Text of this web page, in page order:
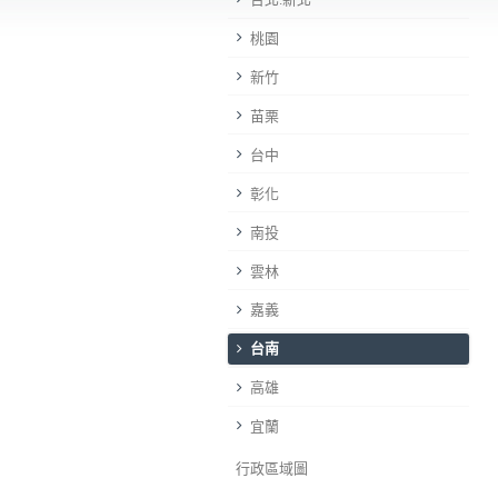
桃園
新竹
苗栗
台中
彰化
南投
雲林
嘉義
台南
高雄
宜蘭
行政區域圖